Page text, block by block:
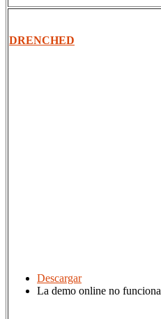
DRENCHED
Descargar
La demo online no funciona